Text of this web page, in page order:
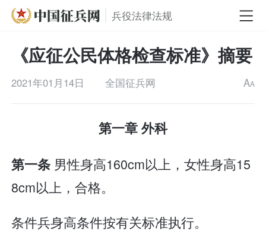
兵役法律法规
《应征公民体格检查标准》摘要
2021年01月14日 全国征兵网 AA
第一章 外科
第一条 男性身高160cm以上，女性身高15
8cm以上，合格。
条件兵身高条件按有关标准执行。